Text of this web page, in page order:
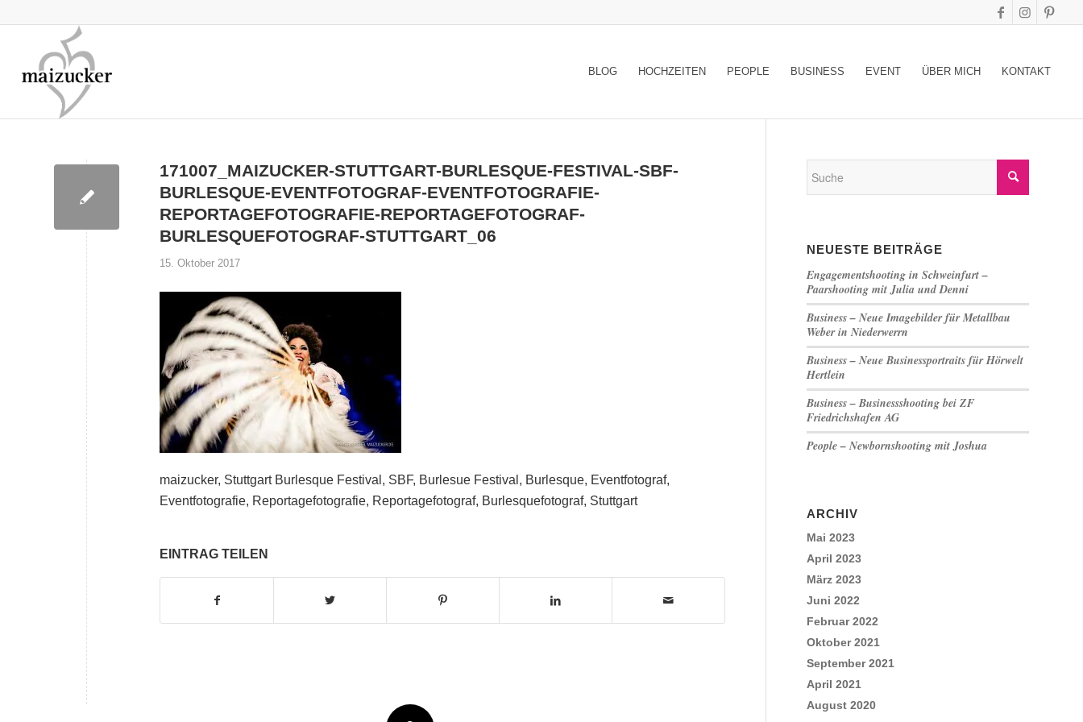
BLOG HOCHZEITEN PEOPLE BUSINESS EVENT ÜBER MICH KONTAKT
171007_MAIZUCKER-STUTTGART-BURLESQUE-FESTIVAL-SBF-
BURLESQUE-EVENTFOTOGRAF-EVENTFOTOGRAFIE-
REPORTAGEFOTOGRAFIE-REPORTAGEFOTOGRAF-
BURLESQUEFOTOGRAF-STUTTGART_06
15. Oktober 2017
maizucker, Stuttgart Burlesque Festival, SBF, Burlesue Festival, Burlesque, Eventfotograf,
Eventfotografie, Reportagefotografie, Reportagefotograf, Burlesquefotograf, Stuttgart
EINTRAG TEILEN
NEUESTE BEITRÄGE
Engagementshooting in Schweinfurt –
Paarshooting mit Julia und Denni
Business – Neue Imagebilder für Metallbau
Weber in Niederwerrn
Business – Neue Businessportraits für Hörwelt
Hertlein
Business – Businessshooting bei ZF
Friedrichshafen AG
People – Newbornshooting mit Joshua
ARCHIV
Mai 2023
April 2023
März 2023
Juni 2022
Februar 2022
Oktober 2021
September 2021
April 2021
August 2020